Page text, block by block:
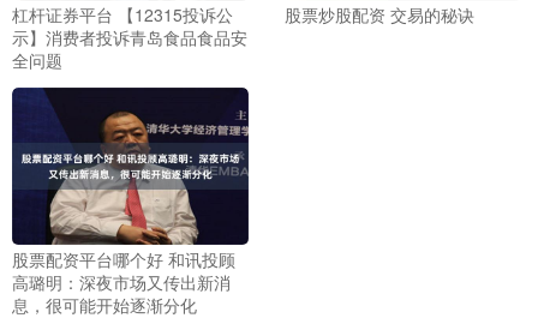
杠杆证券平台 【12315投诉公
示】消费者投诉青岛食品食品安
全问题
股票炒股配资 交易的秘诀
股票配资平台哪个好 和讯投顾
高璐明：深夜市场又传出新消
息，很可能开始逐渐分化